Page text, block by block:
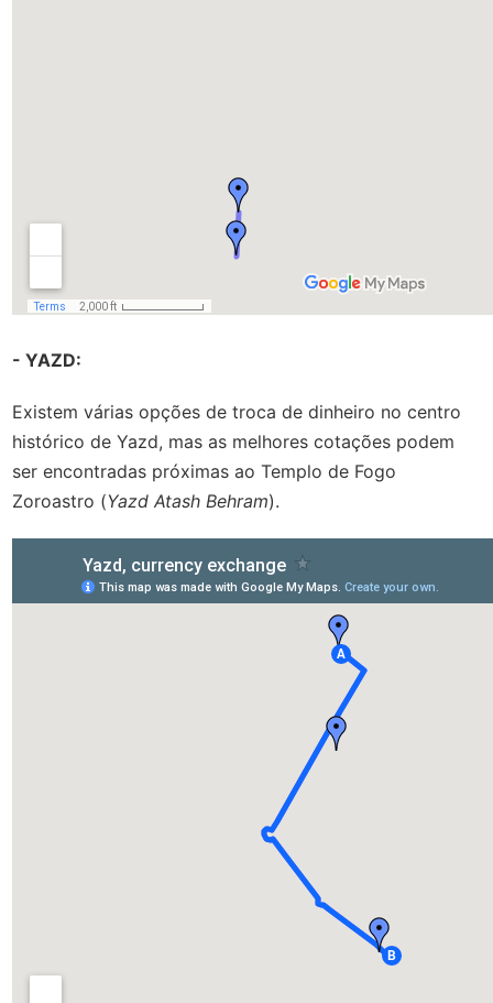
- YAZD:
Existem várias opções de troca de dinheiro no centro
histórico de Yazd, mas as melhores cotações podem
ser encontradas próximas ao Templo de Fogo
Zoroastro (Yazd Atash Behram).